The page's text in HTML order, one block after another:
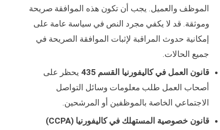
الموظف والعميل. يجب أن تكون هذه الموافقة صريحة
وموثقة. قد لا يكفي مجرد النص في سياسة عامة على
إمكانية حدوث المراقبة لإثبات الموافقة الصريحة في
جميع الحالات.
قانون العمل في كاليفورنيا القسم 435
يحظر على
أصحاب العمل طلب معلومات وسائل التواصل
الاجتماعي الخاصة بالموظفين أو المرشحين.
قانون خصوصية المستهلك في كاليفورنيا (CCPA)